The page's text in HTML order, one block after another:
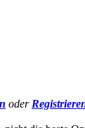
oder